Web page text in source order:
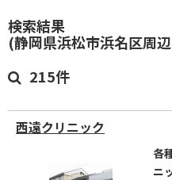
検索結果
(静岡県浜松市浜名区周
215件
西遠クリニック
各
ニ